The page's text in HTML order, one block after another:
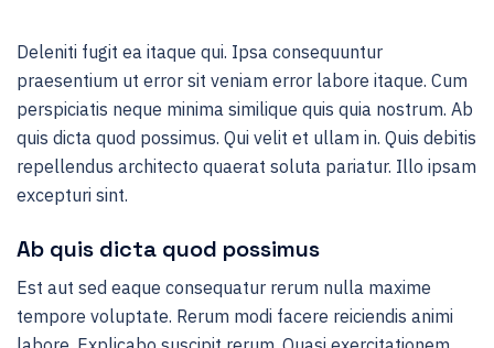
Deleniti fugit ea itaque qui. Ipsa consequuntur
praesentium ut error sit veniam error labore itaque. Cum
perspiciatis neque minima similique quis quia nostrum. Ab
quis dicta quod possimus. Qui velit et ullam in. Quis debitis
repellendus architecto quaerat soluta pariatur. Illo ipsam
excepturi sint.
Ab quis dicta quod possimus
Est aut sed eaque consequatur rerum nulla maxime
tempore voluptate. Rerum modi facere reiciendis animi